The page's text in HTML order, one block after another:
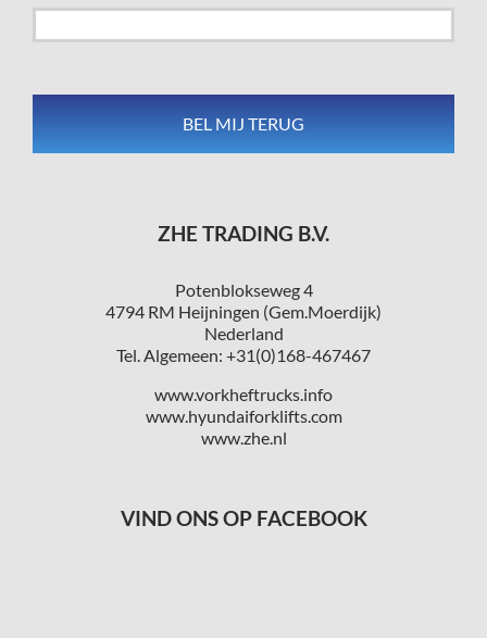
ZHE TRADING B.V.
Potenblokseweg 4
4794 RM Heijningen (Gem.Moerdijk)
Nederland
Tel. Algemeen: +31(0)168-467467
www.vorkheftrucks.info
www.hyundaiforklifts.com
www.zhe.nl
VIND ONS OP FACEBOOK